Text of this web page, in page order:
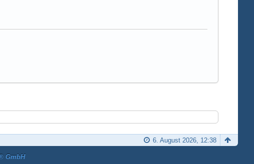
6. August 2026, 12:38
GmbH